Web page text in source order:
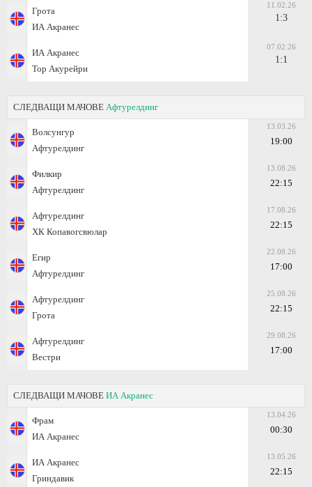
Грота
ИА Акранес
11.02.26
1:3
ИА Акранес
Тор Акурейри
07.02.26
1:1
СЛЕДВАЩИ МАЧОВЕ Афтурелдинг
Волсунгур
Афтурелдинг
13.03.26
19:00
Филкир
Афтурелдинг
13.08.26
22:15
Афтурелдинг
ХК Копавогсвюлар
17.08.26
22:15
Егир
Афтурелдинг
22.08.26
17:00
Афтурелдинг
Грота
25.08.26
22:15
Афтурелдинг
Вестри
29.08.26
17:00
СЛЕДВАЩИ МАЧОВЕ ИА Акранес
Фрам
ИА Акранес
13.04.26
00:30
ИА Акранес
Гриндавик
13.05.26
22:15